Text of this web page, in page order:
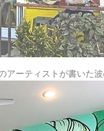
アーティストが書いた